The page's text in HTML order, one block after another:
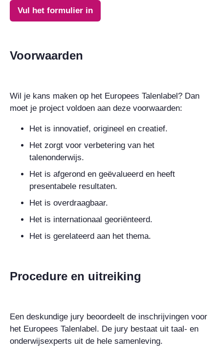
Vul het formulier in
Voorwaarden
Wil je kans maken op het Europees Talenlabel? Dan
moet je project voldoen aan deze voorwaarden:
Het is innovatief, origineel en creatief.
Het zorgt voor verbetering van het
talenonderwijs.
Het is afgerond en geëvalueerd en heeft
presentabele resultaten.
Het is overdraagbaar.
Het is internationaal georiënteerd.
Het is gerelateerd aan het thema.
Procedure en uitreiking
Een deskundige jury beoordeelt de inschrijvingen voor
het Europees Talenlabel. De jury bestaat uit taal- en
onderwijsexperts uit de hele samenleving.